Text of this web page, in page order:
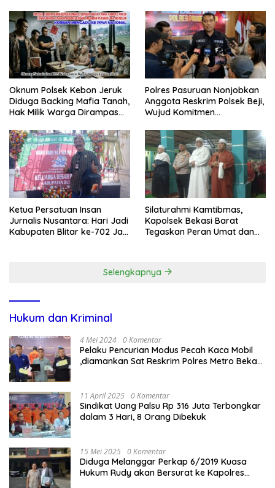
Oknum Polsek Kebon Jeruk
Diduga Backing Mafia Tanah,
Hak Milik Warga Dirampas
Polres Pasuruan Nonjobkan
Anggota Reskrim Polsek Beji,
Wujud Komitmen
Dugaan Penganiayaan
Ketua Persatuan Insan
Jurnalis Nusantara: Hari Jadi
Kabupaten Blitar ke-702 Jadi
Silaturahmi Kamtibmas,
Kapolsek Bekasi Barat
Tegaskan Peran Umat dan
Selengkapnya
Hukum dan Kriminal
4 Mei 2024 0 Komentar
Pelaku Pencurian Modus Pecah Kaca Mobil
,diamankan Sat Reskrim Polres Metro Bekasi
11 April 2025 0 Komentar
Sindikat Uang Palsu Rp 316 Juta Terbongkar
dalam 3 Hari, 8 Orang Dibekuk
15 Mei 2025 0 Komentar
Diduga Melanggar Perkap 6/2019 Kuasa
Hukum Rudy akan Bersurat ke Kapolres